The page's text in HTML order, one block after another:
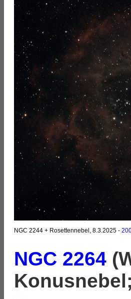
NGC 2244 + Rosettennebel, 8.3.2025 -
NGC 2264